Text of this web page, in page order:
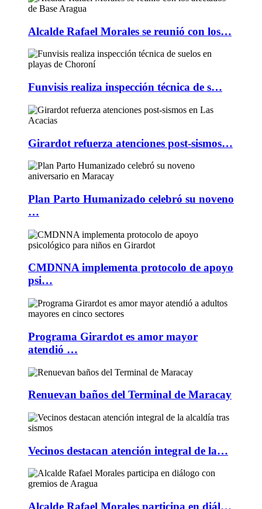
Alcalde Rafael Morales se reunió con los…
Funvisis realiza inspección técnica de s…
Girardot refuerza atenciones post-sismos…
Plan Parto Humanizado celebró su noveno
…
CMDNNA implementa protocolo de apoyo
psi…
Programa Girardot es amor mayor
atendió …
Renuevan baños del Terminal de Maracay
Vecinos destacan atención integral de la…
Alcalde Rafael Morales participa en diál…